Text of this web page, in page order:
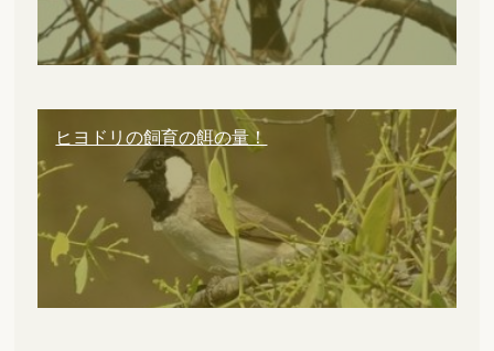
ヒヨドリの飼育の餌の量！